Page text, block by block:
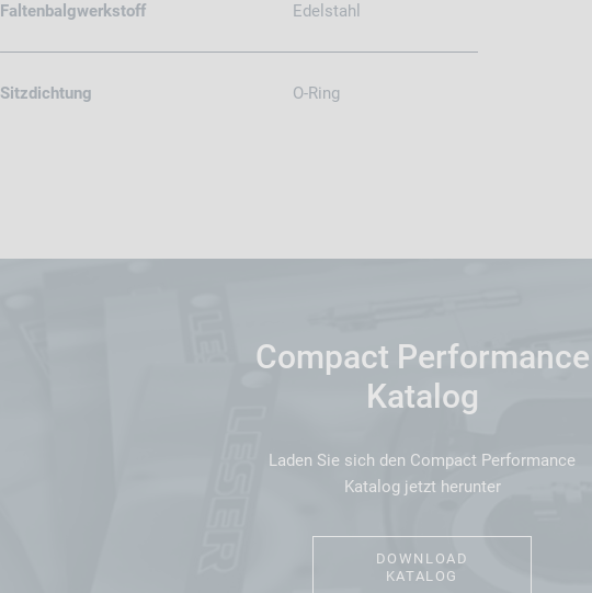
Faltenbalgwerkstoff Edelstahl
Sitzdichtung O-Ring
Compact Performance
Katalog
Laden Sie sich den Compact Performance
Katalog jetzt herunter
DOWNLOAD
KATALOG